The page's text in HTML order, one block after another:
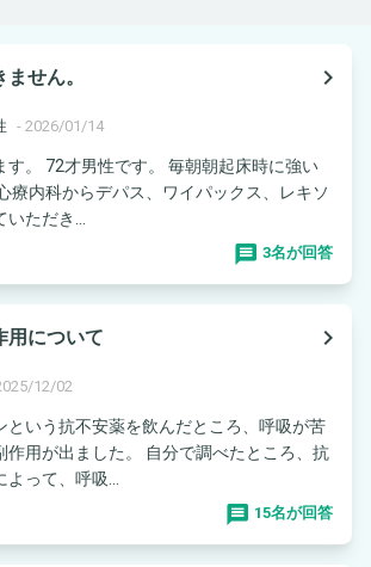
せん。
navigate_next
- 2026/01/14
す。 72才男性です。 毎朝朝起床時に強い
療内科からデパス、ワイパックス、レキソ
ただき...
3名が回答
用について
navigate_next
12/02
という抗不安薬を飲んだところ、呼吸が苦
た。 自分で調べたところ、抗
って、呼吸...
15名が回答